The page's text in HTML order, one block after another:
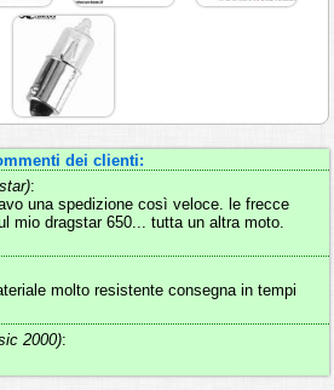
dei clienti:
:
una spedizione così veloce. le frecce
mio dragstar 650... tutta un altra moto.
molto resistente consegna in tempi
2000):